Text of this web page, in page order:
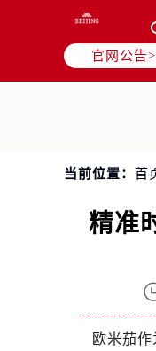
官网公告>
当前位置： 首
精准
欧米茄